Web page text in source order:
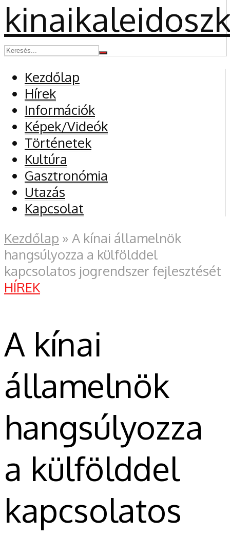
Kezdőlap
Hírek
Információk
Képek/Videók
Történetek
Kultúra
Gasztronómia
Utazás
Kapcsolat
Kezdőlap » A kínai államelnök
hangsúlyozza a külfölddel
kapcsolatos jogrendszer fejlesztését
HÍREK
A kínai
államelnök
hangsúlyozza
a külfölddel
kapcsolatos